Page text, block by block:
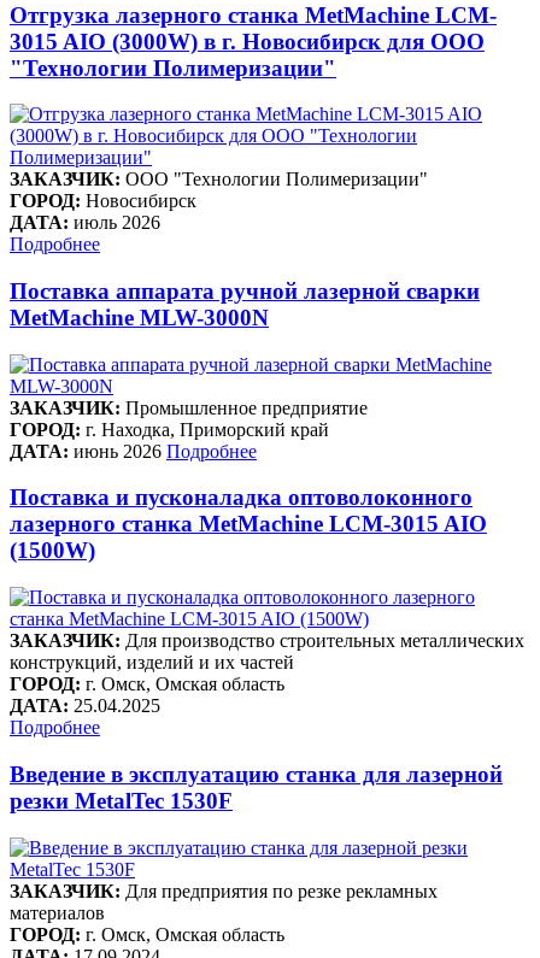
Отгрузка лазерного станка MetMachine LCM-
3015 AIO (3000W) в г. Новосибирск для ООО
"Технологии Полимеризации"
ЗАКАЗЧИК: ООО "Технологии Полимеризации"
ГОРОД: Новосибирск
ДАТА: июль 2026
Подробнее
Поставка аппарата ручной лазерной сварки
MetMachine MLW-3000N
ЗАКАЗЧИК: Промышленное предприятие
ГОРОД: г. Находка, Приморский край
ДАТА: июнь 2026 Подробнее
Поставка и пусконаладка оптоволоконного
лазерного станка MetMachine LCM-3015 AIO
(1500W)
ЗАКАЗЧИК: Для производство строительных металлических
конструкций, изделий и их частей
ГОРОД: г. Омск, Омская область
ДАТА: 25.04.2025
Подробнее
Введение в эксплуатацию станка для лазерной
резки MetalTec 1530F
ЗАКАЗЧИК: Для предприятия по резке рекламных
материалов
ГОРОД: г. Омск, Омская область